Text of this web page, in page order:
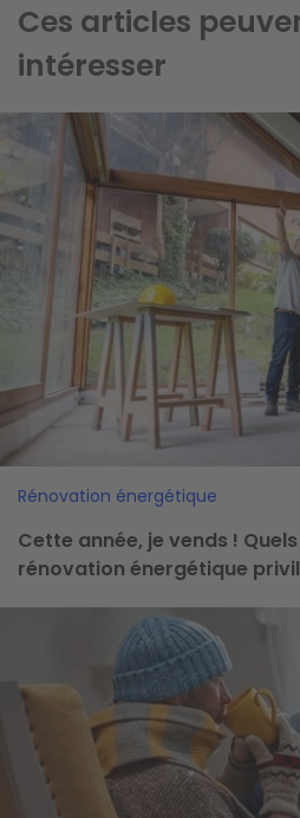
Ces articles
intéresser
Rénovation énergétique
Cette année, je vends !
rénovation énergétique